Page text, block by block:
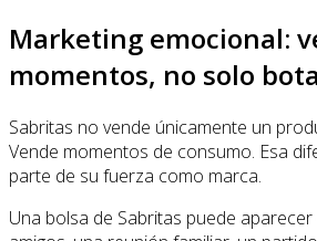
Marketing emocional:
momentos, no solo
Sabritas no vende únicamente un
Vende momentos de consumo. Esa
parte de su fuerza como marca.
Una bolsa de Sabritas puede